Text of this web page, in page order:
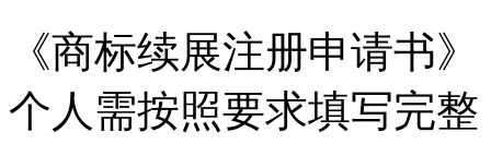
《商标续展注册申请书
个人需按照要求填写完整